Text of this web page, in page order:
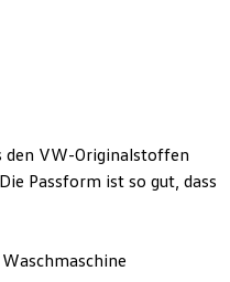
den VW-Originalstoffen
Passform ist so gut, dass